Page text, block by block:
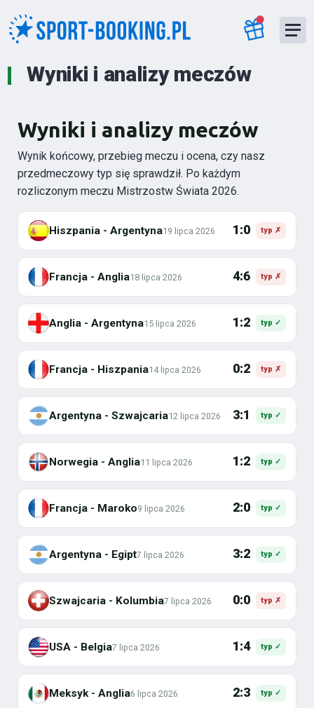
Wyniki i analizy meczów
Wyniki i analizy meczów
Wynik końcowy, przebieg meczu i ocena, czy nasz
przedmeczowy typ się sprawdził. Po każdym
rozliczonym meczu Mistrzostw Świata 2026.
Hiszpania - Argentyna19 lipca 2026 1:0 typ ✗
Francja - Anglia18 lipca 2026 4:6 typ ✗
Anglia - Argentyna15 lipca 2026 1:2 typ ✓
Francja - Hiszpania14 lipca 2026 0:2 typ ✗
Argentyna - Szwajcaria12 lipca 2026 3:1 typ ✓
Norwegia - Anglia11 lipca 2026 1:2 typ ✓
Francja - Maroko9 lipca 2026 2:0 typ ✓
Argentyna - Egipt7 lipca 2026 3:2 typ ✓
Szwajcaria - Kolumbia7 lipca 2026 0:0 typ ✗
USA - Belgia7 lipca 2026 1:4 typ ✓
Meksyk - Anglia6 lipca 2026 2:3 typ ✓